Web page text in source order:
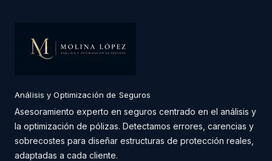
Análisis y Optimización de Seguros
Asesoramiento experto en seguros centrado en el análisis y
la optimización de pólizas. Detectamos errores, carencias y
sobrecostes para diseñar estructuras de protección reales,
adaptadas a cada cliente.